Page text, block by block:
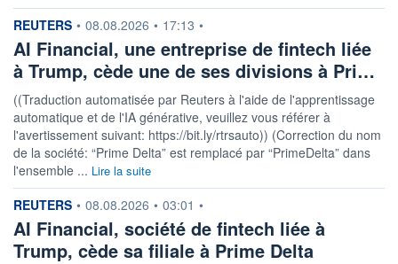
information fournie par
REUTERS • 08.08.2026 • 17:13 •
AI Financial, une entreprise de fintech liée
à Trump, cède une de ses divisions à Pri…
((Traduction automatisée par Reuters à l'aide de l'apprentissage
automatique et de l'IA générative, veuillez vous référer à
l'avertissement suivant: https://bit.ly/rtrsauto)) (Correction du nom
de la société: “Prime Delta” est remplacé par “PrimeDelta” dans
l'ensemble ... Lire la suite
information fournie par
REUTERS • 08.08.2026 • 03:01 •
AI Financial, société de fintech liée à
Trump, cède sa filiale à Prime Delta